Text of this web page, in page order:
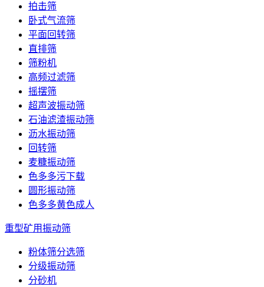
拍击筛
卧式气流筛
平面回转筛
直排筛
筛粉机
高频过滤筛
摇摆筛
超声波振动筛
石油滤渣振动筛
沥水振动筛
回转筛
麦糠振动筛
色多多污下载
圆形振动筛
色多多黄色成人
重型矿用振动筛
粉体筛分选筛
分级振动筛
分砂机